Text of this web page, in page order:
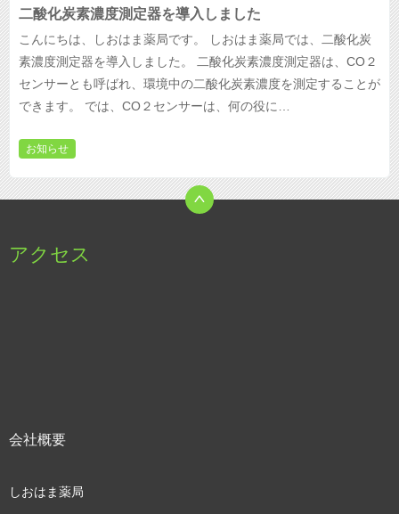
二酸化炭素濃度測定器を導入しました
こんにちは、しおはま薬局です。 しおはま薬局では、二酸化炭
素濃度測定器を導入しました。 二酸化炭素濃度測定器は、CO２
センサーとも呼ばれ、環境中の二酸化炭素濃度を測定することが
できます。 では、CO２センサーは、何の役に…
お知らせ
アクセス
会社概要
しおはま薬局